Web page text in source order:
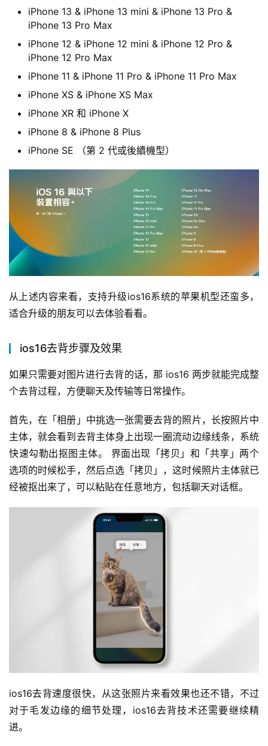
iPhone 13 & iPhone 13 mini & iPhone 13 Pro &
iPhone 13 Pro Max
iPhone 12 & iPhone 12 mini & iPhone 12 Pro &
iPhone 12 Pro Max
iPhone 11 & iPhone 11 Pro & iPhone 11 Pro Max
iPhone XS & iPhone XS Max
iPhone XR 和 iPhone X
iPhone 8 & iPhone 8 Plus
iPhone SE （第 2 代或後續機型）
从上述内容来看，支持升级ios16系统的苹果机型还蛮多，
适合升级的朋友可以去体验看看。
ios16去背步骤及效果
如果只需要对图片进行去背的话，那 ios16 两步就能完成整
个去背过程，方便聊天及传输等日常操作。
首先，在「相册」中挑选一张需要去背的照片，长按照片中
主体，就会看到去背主体身上出现一圈流动边缘线条，系统
快速勾勒出抠图主体。 界面出现「拷贝」和「共享」两个
选项的时候松手，然后点选「拷贝」，这时候照片主体就已
经被抠出来了，可以粘贴在任意地方，包括聊天对话框。
ios16去背速度很快，从这张照片来看效果也还不错，不过
对于毛发边缘的细节处理，ios16去背技术还需要继续精
进。